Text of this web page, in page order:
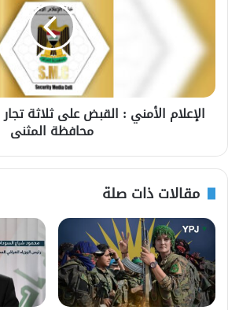
الإعلام الأمني : القبض على ثلاثة
محافظة المثنى
مقالات ذات صلة